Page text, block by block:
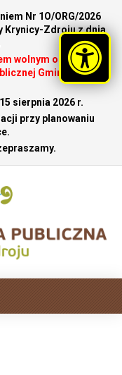
Nr 1O/ORG/2026
Krynicy-Zdroju z dnia
wolnym od pracy dla
Gminy Krynicy-
sierpnia 2026 r.
przy planowaniu